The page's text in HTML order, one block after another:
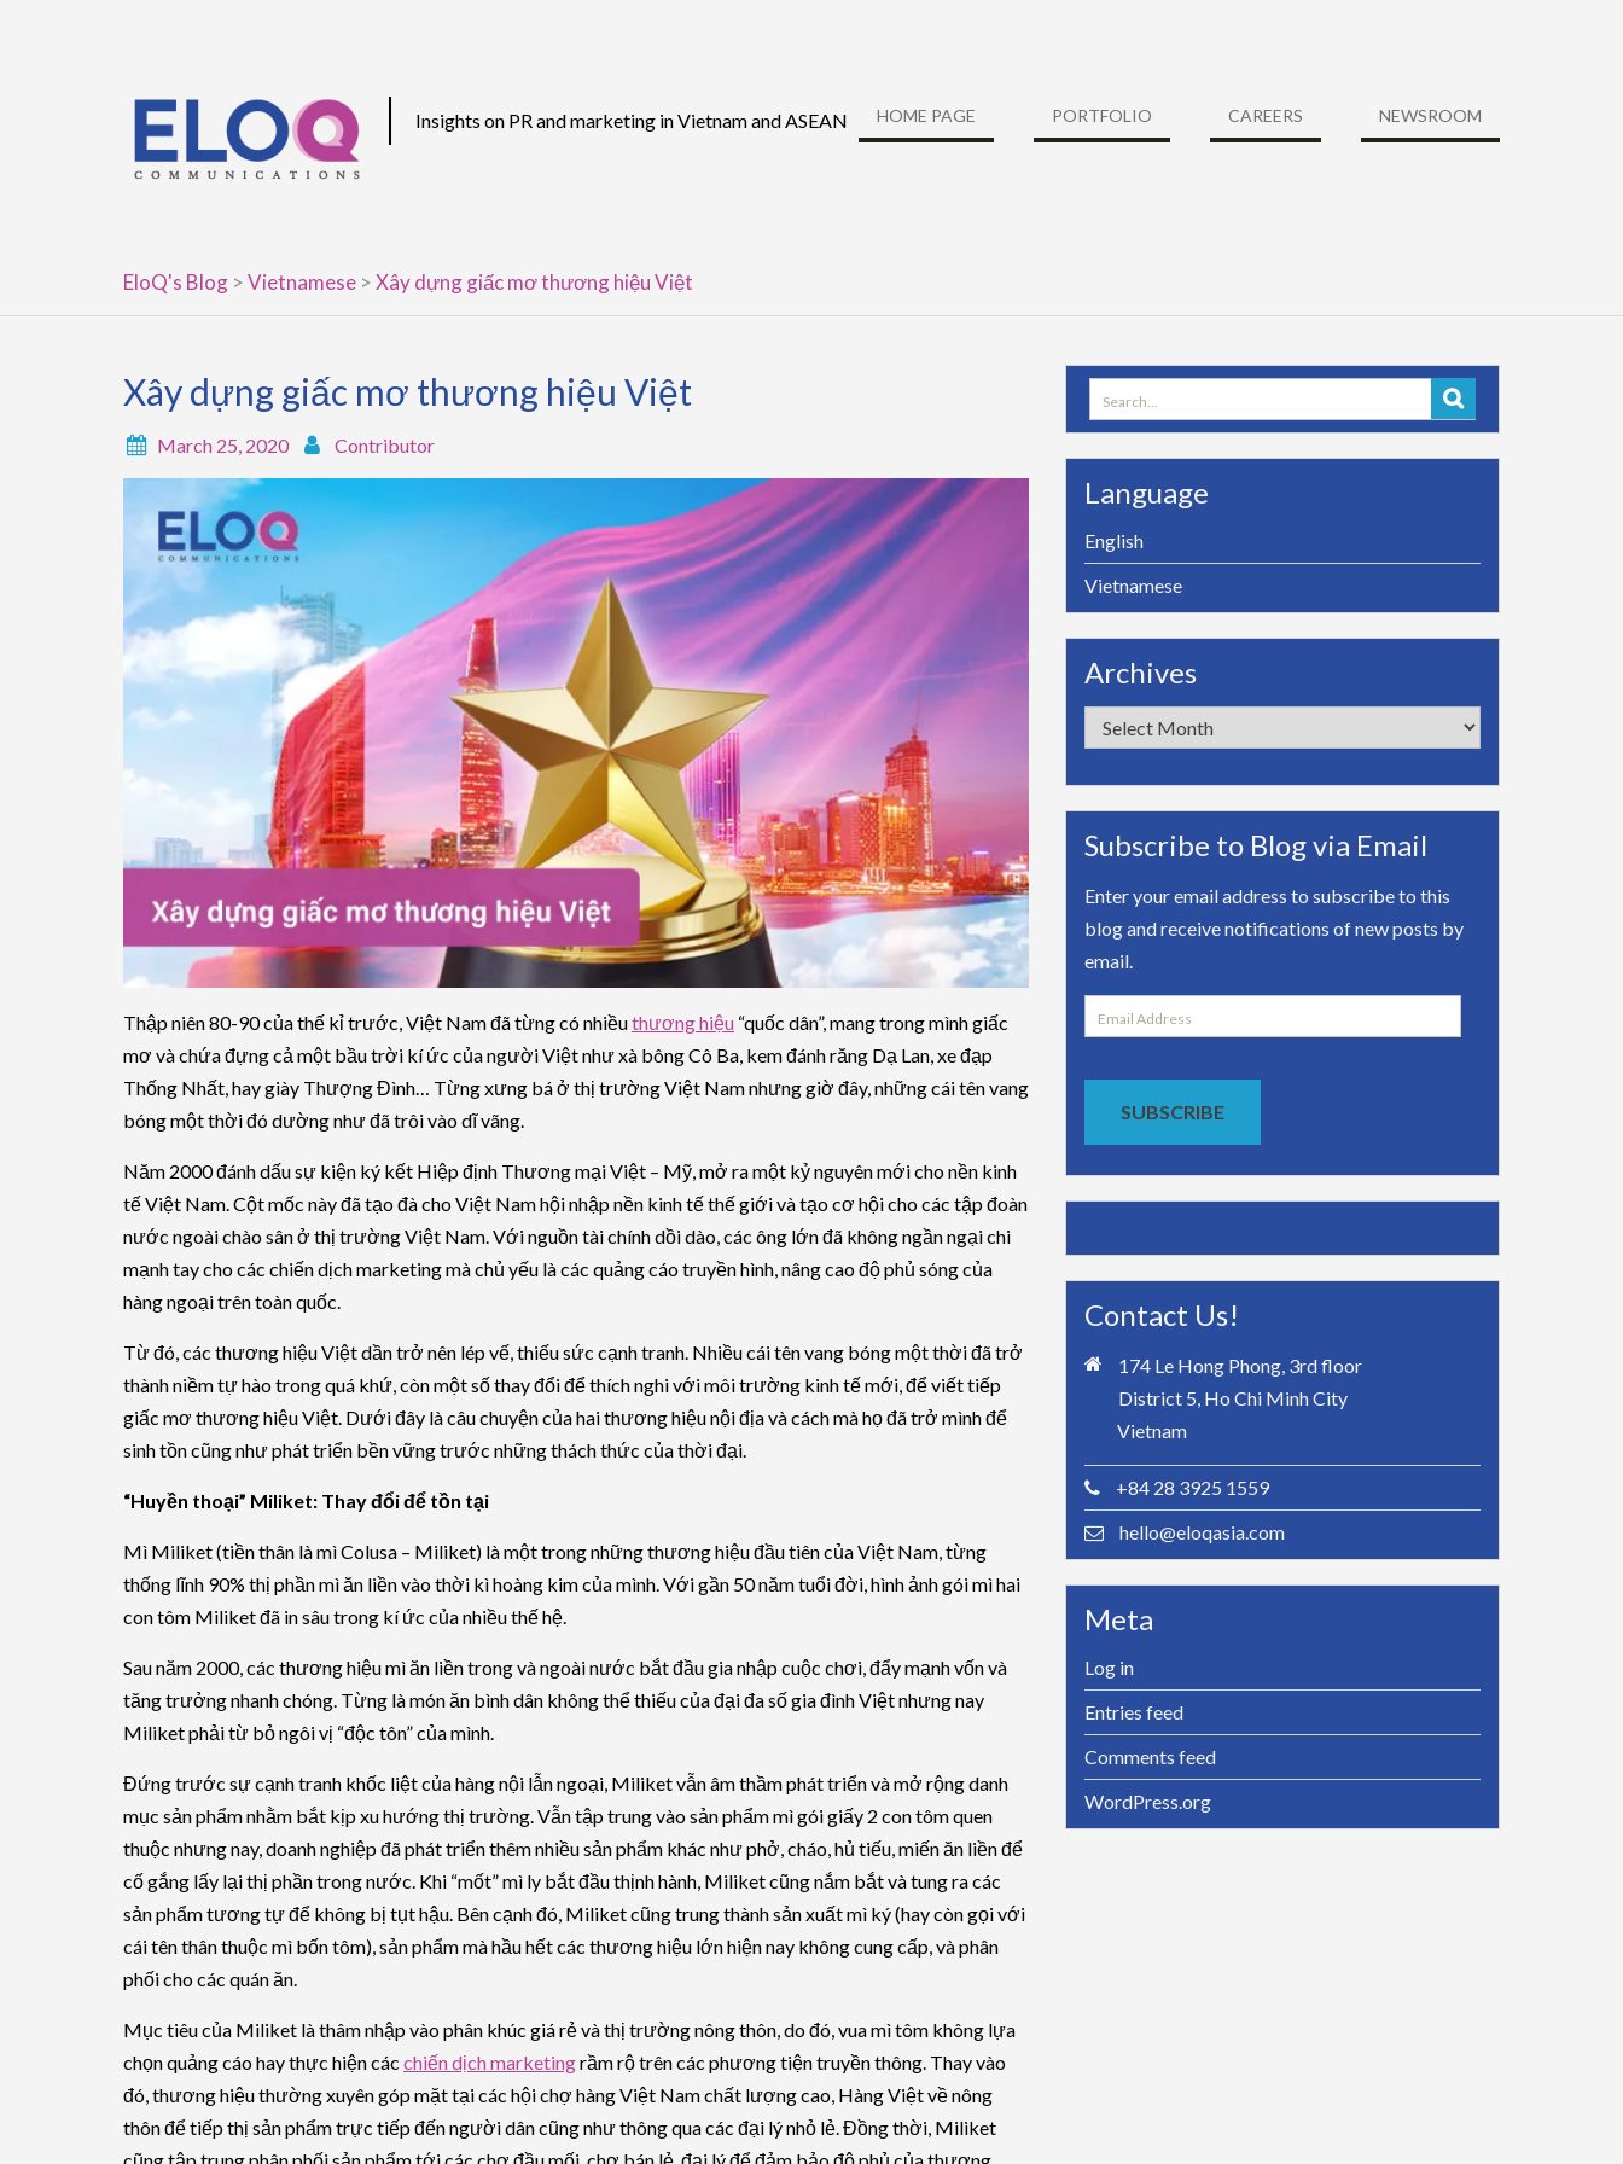
Insights on PR and marketing in Vietnam and ASEAN HOME PAGE PORTFOLIO CAREERS NEWSROOM
EloQ's Blog >Vietnamese >Xây dựng giấc mơ thương hiệu Việt
Xây dựng giấc mơ thương hiệu Việt
March 25, 2020 Contributor
Thập niên 80-90 của thế kỉ trước, Việt Nam đã từng có nhiềuthương hiệu “quốc dân”, mang trong mình giấc
mơ và chứa đựng cả một bầu trời kí ức của người Việt như xà bông Cô Ba, kem đánh răng Dạ Lan, xe đạp
Thống Nhất, hay giày Thượng Đình… Từng xưng bá ở thị trường Việt Nam nhưng giờ đây, những cái tên vang
bóng một thời đó dường như đã trôi vào dĩ vãng.
Năm 2000 đánh dấu sự kiện ký kết Hiệp định Thương mại Việt – Mỹ, mở ra một kỷ nguyên mới cho nền kinh
tế Việt Nam. Cột mốc này đã tạo đà cho Việt Nam hội nhập nền kinh tế thế giới và tạo cơ hội cho các tập đoàn
nước ngoài chào sân ở thị trường Việt Nam. Với nguồn tài chính dồi dào, các ông lớn đã không ngần ngại chi
mạnh tay cho các chiến dịch marketing mà chủ yếu là các quảng cáo truyền hình, nâng cao độ phủ sóng của
hàng ngoại trên toàn quốc.
Từ đó, các thương hiệu Việt dần trở nên lép vế, thiếu sức cạnh tranh. Nhiều cái tên vang bóng một thời đã trở
thành niềm tự hào trong quá khứ, còn một số thay đổi để thích nghi với môi trường kinh tế mới, để viết tiếp
giấc mơ thương hiệu Việt. Dưới đây là câu chuyện của hai thương hiệu nội địa và cách mà họ đã trở mình để
sinh tồn cũng như phát triển bền vững trước những thách thức của thời đại.
“Huyền thoại” Miliket: Thay đổi để tồn tại
Mì Miliket (tiền thân là mì Colusa – Miliket) là một trong những thương hiệu đầu tiên của Việt Nam, từng
thống lĩnh 90% thị phần mì ăn liền vào thời kì hoàng kim của mình. Với gần 50 năm tuổi đời, hình ảnh gói mì hai
con tôm Miliket đã in sâu trong kí ức của nhiều thế hệ.
Sau năm 2000, các thương hiệu mì ăn liền trong và ngoài nước bắt đầu gia nhập cuộc chơi, đẩy mạnh vốn và
tăng trưởng nhanh chóng. Từng là món ăn bình dân không thể thiếu của đại đa số gia đình Việt nhưng nay
Miliket phải từ bỏ ngôi vị “độc tôn” của mình.
Đứng trước sự cạnh tranh khốc liệt của hàng nội lẫn ngoại, Miliket vẫn âm thầm phát triển và mở rộng danh
mục sản phẩm nhằm bắt kịp xu hướng thị trường. Vẫn tập trung vào sản phẩm mì gói giấy 2 con tôm quen
thuộc nhưng nay, doanh nghiệp đã phát triển thêm nhiều sản phẩm khác như phở, cháo, hủ tiếu, miến ăn liền để
cố gắng lấy lại thị phần trong nước. Khi “mốt” mì ly bắt đầu thịnh hành, Miliket cũng nắm bắt và tung ra các
sản phẩm tương tự để không bị tụt hậu. Bên cạnh đó, Miliket cũng trung thành sản xuất mì ký (hay còn gọi với
cái tên thân thuộc mì bốn tôm), sản phẩm mà hầu hết các thương hiệu lớn hiện nay không cung cấp, và phân
phối cho các quán ăn.
Mục tiêu của Miliket là thâm nhập vào phân khúc giá rẻ và thị trường nông thôn, do đó, vua mì tôm không lựa
chọn quảng cáo hay thực hiện các chiến dịch marketingrầm rộ trên các phương tiện truyền thông. Thay vào
đó, thương hiệu thường xuyên góp mặt tại các hội chợ hàng Việt Nam chất lượng cao, Hàng Việt về nông
thôn để tiếp thị sản phẩm trực tiếp đến người dân cũng như thông qua các đại lý nhỏ lẻ. Đồng thời, Miliket
Search
for:
Language
English
Vietnamese
Archives
Archives
Subscribe to Blog via Email
Enter your email address to subscribe to this
blog and receive notifications of new posts by
email.
Email
Address
SUBSCRIBE
Contact Us!
174 Le Hong Phong, 3rd floor
District 5, Ho Chi Minh City
Vietnam
+84 28 3925 1559
hello@eloqasia.com
Meta
Log in
Entries feed
Comments feed
WordPress.org